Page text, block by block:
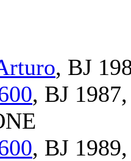
, BJ
, BJ
, BJ